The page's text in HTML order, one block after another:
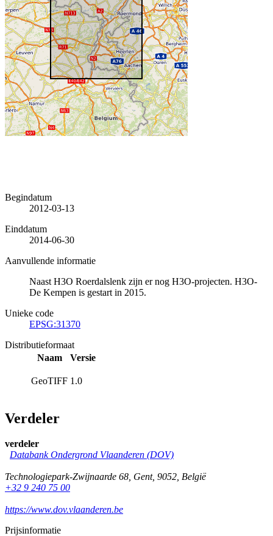
Begindatum
2012-03-13
Einddatum
2014-06-30
Aanvullende informatie
Naast H3O Roerdalslenk zijn er nog H3O-projecten. H3O-
De Kempen is gestart in 2015.
Unieke code
EPSG:31370
Distributieformaat
Naam
Versie
GeoTIFF 1.0
Verdeler
verdeler
Databank Ondergrond Vlaanderen (DOV)
Technologiepark-Zwijnaarde 68, Gent, 9052, België
+32 9 240 75 00
https://www.dov.vlaanderen.be
Prijsinformatie